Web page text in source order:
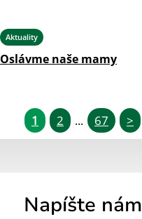
Aktuality
Oslávme naše mamy
1 2 ... 67 >
Napíšte nám